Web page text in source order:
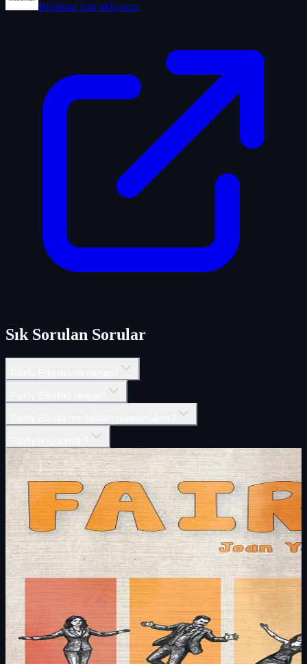
Biletinial için tıklayınız
Sık Sorulan Sorular